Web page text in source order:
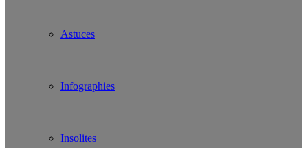
Astuces
Infographies
Insolites